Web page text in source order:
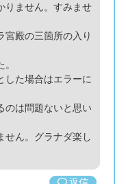
りません。すみませ
宮殿の三箇所の入り
した場合はエラーに
のは問題ないと思い
せん。グラナダ楽し